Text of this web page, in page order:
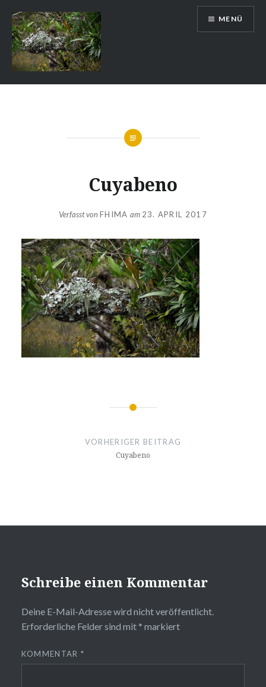
Inhalt
springen
Auslandsschuldienst
MENÜ
Cuyabeno
Verfasst vonFHIMA am 23. APRIL 2017
Beitragsnavigation
VORHERIGER BEITRAG
Cuyabeno
Schreibe einen Kommentar
Deine E-Mail-Adresse wird nicht veröffentlicht.
Erforderliche Felder sind mit * markiert
KOMMENTAR *